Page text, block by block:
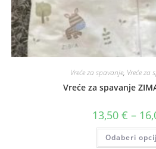
Vreće za spavanje, Vreće za
Vreće za spavanje
13,50 € –
Odaberi